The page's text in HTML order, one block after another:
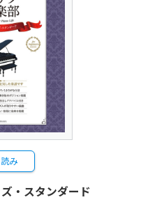
み
・スタンダード